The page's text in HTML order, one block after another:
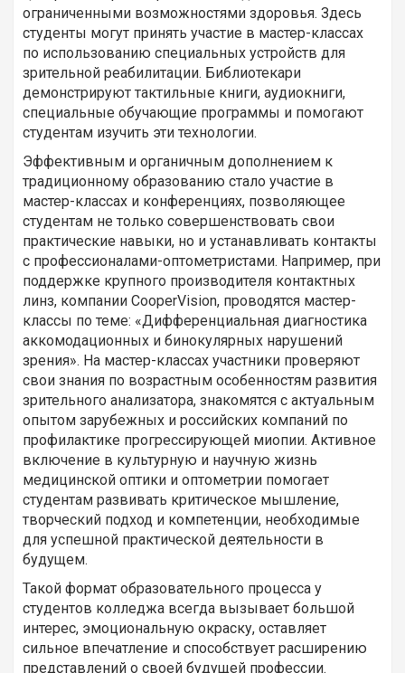
ограниченными возможностями здоровья. Здесь
студенты могут принять участие в мастер-классах
по использованию специальных устройств для
зрительной реабилитации. Библиотекари
демонстрируют тактильные книги, аудиокниги,
специальные обучающие программы и помогают
студентам изучить эти технологии.
Эффективным и органичным дополнением к
традиционному образованию стало участие в
мастер-классах и конференциях, позволяющее
студентам не только совершенствовать свои
практические навыки, но и устанавливать контакты
с профессионалами-оптометристами. Например, при
поддержке крупного производителя контактных
линз, компании CooperVision, проводятся мастер-
классы по теме: «Дифференциальная диагностика
аккомодационных и бинокулярных нарушений
зрения». На мастер-классах участники проверяют
свои знания по возрастным особенностям развития
зрительного анализатора, знакомятся с актуальным
опытом зарубежных и российских компаний по
профилактике прогрессирующей миопии. Активное
включение в культурную и научную жизнь
медицинской оптики и оптометрии помогает
студентам развивать критическое мышление,
творческий подход и компетенции, необходимые
для успешной практической деятельности в
будущем.
Такой формат образовательного процесса у
студентов колледжа всегда вызывает большой
интерес, эмоциональную окраску, оставляет
сильное впечатление и способствует расширению
представлений о своей будущей профессии.